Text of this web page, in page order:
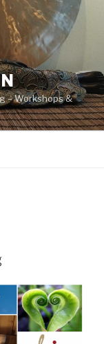
– Workshops &